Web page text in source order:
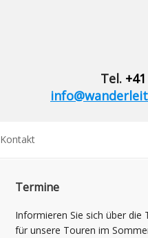
Tel.
Kontakt
Termine
Informieren Sie sich über die
für unsere Touren im